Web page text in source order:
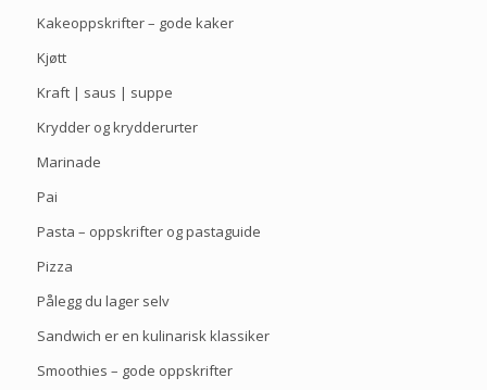
Kakeoppskrifter – gode kaker
Kjøtt
Kraft | saus | suppe
Krydder og krydderurter
Marinade
Pai
Pasta – oppskrifter og pastaguide
Pizza
Pålegg du lager selv
Sandwich er en kulinarisk klassiker
Smoothies – gode oppskrifter